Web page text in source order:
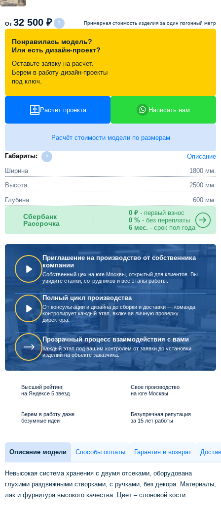
Видеоотзывы
Статьи
Контакты
От 32 500 ₽ Примерная стоимость изделия за один погонный метр
Понравилась модель?
Или есть дизайн-проект?
Оставьте заявку на расчет.
Берем в работу дизайн-проекты
под ключ.
Расчет проекта Написать нам
Расчёт стоимости модели по размерам
Габариты:
Описание
Ширина
1800 мм.
Высота
2500 мм.
Глубина
600 мм.
Сбербанк
Рассрочка
0 ₽- первый взнос
0 %- без переплаты
6 мес. - срок пол года
Приглашение на производство от собственника
компании
Собственный цех на юге Москвы, открытый для клиентов. Вы
увидите станки, сотрудников и все этапы работы.
Полный цикл производства
От консультации и дизайна до сборки и доставки — команда
контролирует каждый этап, включая личную проверку
директора.
Прозрачный процесс взаимодействия с вами
Каждый этап под вашим контролем от заявки до установки
изделий на объекте заказчика.
Высший рейтинг,
на Яндексе 5 звезд
Свое производство
на юге Москвы
Берем в работу даже
безумные идеи
Безупречная репутация
за 15 лет работы
Описание модели Способы оплаты Гарантия и возврат
Невысокая система хранения с двумя отсеками, оборудована
глухими раздвижными створками, с ручками, без декора. Материалы,
лак и фурнитура высокого качества. Цвет – слоновой кости.